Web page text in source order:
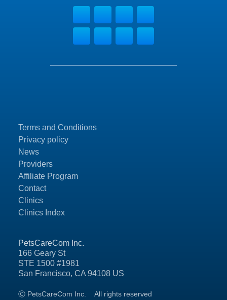
PetsCareCom Inc.
166 Geary St
STE 1500 #1981
San Francisco, CA 94108 US
Ⓒ PetsCareCom Inc. All rights reserved
Terms and Conditions
Privacy policy
News
Providers
Affiliate Program
Contact
Clinics
Clinics Index